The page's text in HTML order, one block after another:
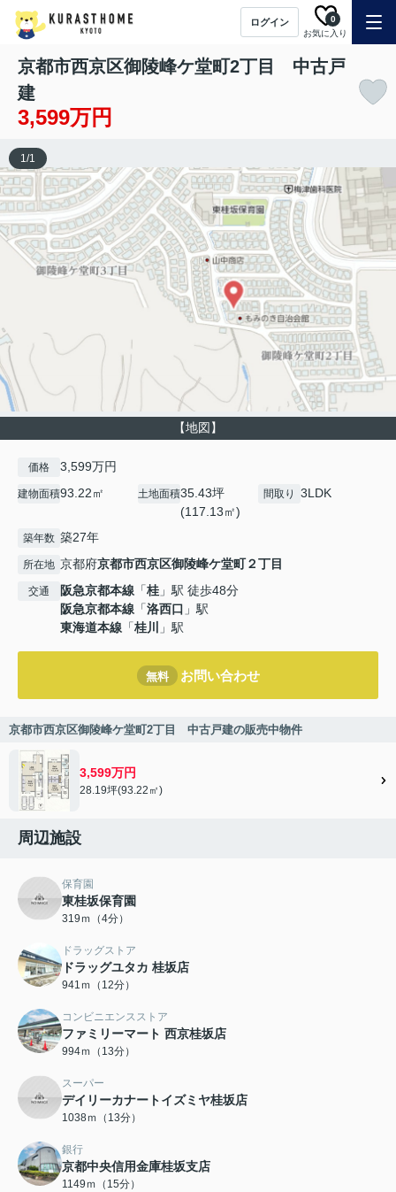
ログイン
お気に入り
0
京都市西京区御陵峰ケ堂町2丁目 中古戸
建
3,599万円
【地図】
1/1
価格 3,599万円
建物面積93.22㎡ 土地面積35.43坪
(117.13㎡)
間取り 3LDK
築年数 築27年
所在地 京都府京都市西京区御陵峰ケ堂町２丁目
交通 阪急京都本線 「桂 」駅 徒歩48分
阪急京都本線 「洛西口 」駅
東海道本線 「桂川 」駅
無料 お問い合わせ
京都市西京区御陵峰ケ堂町2丁目 中古戸建の販売中物件
3,599万円
28.19坪(93.22㎡)
周辺施設
保育園
東桂坂保育園
319ｍ（4分）
ドラッグストア
ドラッグユタカ 桂坂店
941ｍ（12分）
コンビニエンスストア
ファミリーマート 西京桂坂店
994ｍ（13分）
スーパー
デイリーカナートイズミヤ桂坂店
1038ｍ（13分）
銀行
京都中央信用金庫桂坂支店
1149ｍ（15分）